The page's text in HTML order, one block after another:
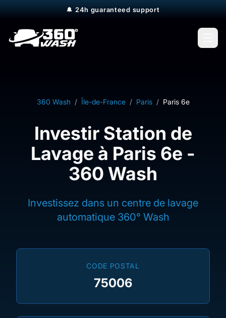
🔔 24h guaranteed support
360 Wash / Île-de-France / Paris / Paris 6e
Investir Station de
Lavage à Paris 6e -
360 Wash
Investissez dans un centre de lavage
automatique 360° Wash
CODE POSTAL
75006